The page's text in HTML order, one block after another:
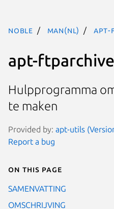
noble man(nl) apt-
apt-ftparchive
Hulpprogramma
te maken
Provided by: apt-utils
Report a bug
On this page
SAMENVATTING
OMSCHRIJVING